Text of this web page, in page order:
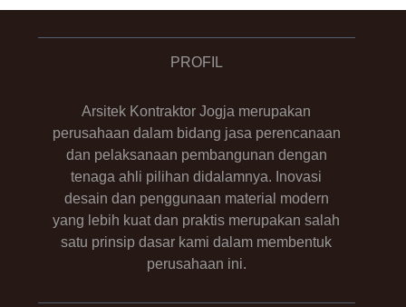
PROFIL
Arsitek Kontraktor Jogja merupakan
perusahaan dalam bidang jasa perencanaan
dan pelaksanaan pembangunan dengan
tenaga ahli pilihan didalamnya. Inovasi
desain dan penggunaan material modern
yang lebih kuat dan praktis merupakan salah
satu prinsip dasar kami dalam membentuk
perusahaan ini.